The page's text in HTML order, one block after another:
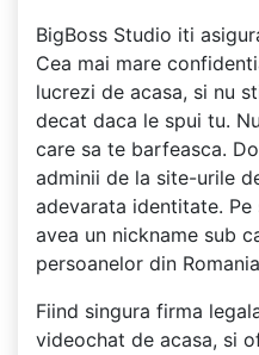
BigBoss Studio iti
Cea mai mare
lucrezi de acasa, si nu
decat daca le spui tu.
care sa te barfeasca.
adminii de la site-urile
adevarata identitate.
avea un nickname sub
persoanelor din
Fiind singura firma
videochat de acasa, si